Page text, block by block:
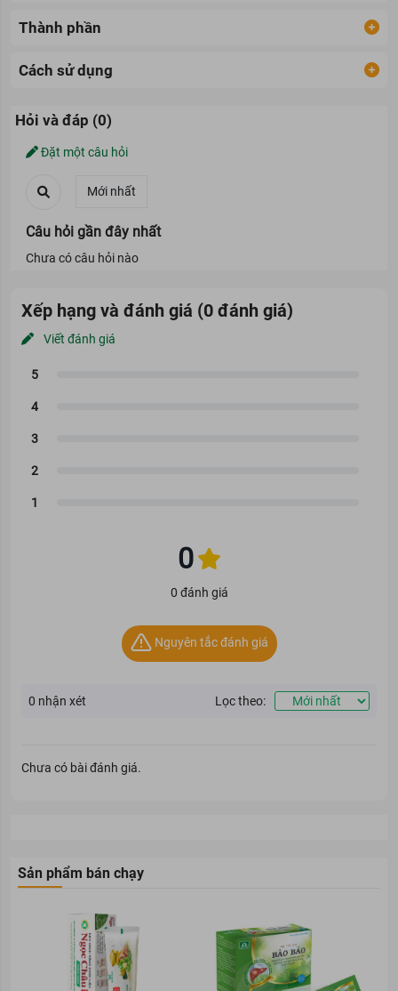
chắc, mịn màng, căng tràn sức sống cho làn da phái đẹp.
Số đăng ký:
Bảo quản:
Thành phần
Cách sử dụng
Hỏi và đáp (0)
Đặt một câu hỏi
Câu hỏi gần đây nhất
Chưa có câu hỏi nào
Xếp hạng và đánh giá (0 đánh giá)
Viết đánh giá
0
0 đánh giá
Nguyên tắc đánh giá
0 nhận xét Lọc theo:
Chưa có bài đánh giá.
Sản phẩm bán chạy